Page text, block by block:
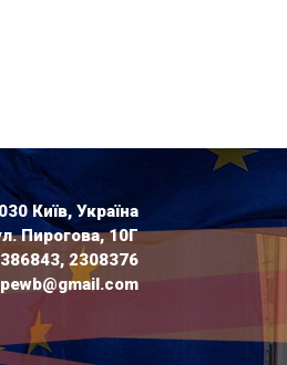
Київ, Україна
Пирогова, 10Г
2308376